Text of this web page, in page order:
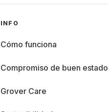
INFO
Cómo funciona
Compromiso de buen estado
Grover Care